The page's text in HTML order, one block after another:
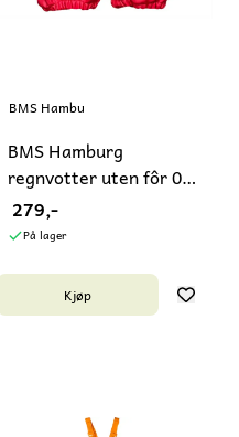
BMS Hamburg
BMS Hamburg
regnvotter uten fôr 0-2
år
279,-
På lager
Kjøp